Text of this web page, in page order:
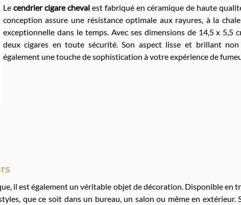
Le cendrier cigare chevalest fabriqué en céramique de haute
conception assure une résistance optimale aux rayures, à la
exceptionnelle dans le temps. Avec ses dimensions de 14,5 x 5,5
deux cigares en toute sécurité. Son aspect lisse et brillant
également une touche de sophistication à votre expérience de
il est également un véritable objet de décoration. Disponible en
que ce soit dans un bureau, un salon ou même en extérieur.